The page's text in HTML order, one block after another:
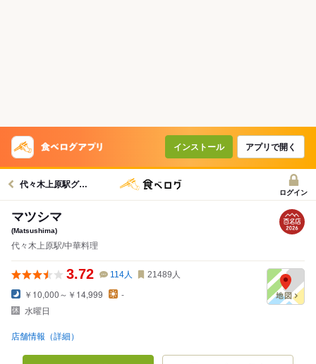
インストール アプリで開く
代々木上原駅グルメへ
ログイン
マツシマ
(Matsushima)
代々木上原駅/中華料理
3.72 114人 21489 人
￥10,000～￥14,999
-
水曜日
店舗情報（詳細）